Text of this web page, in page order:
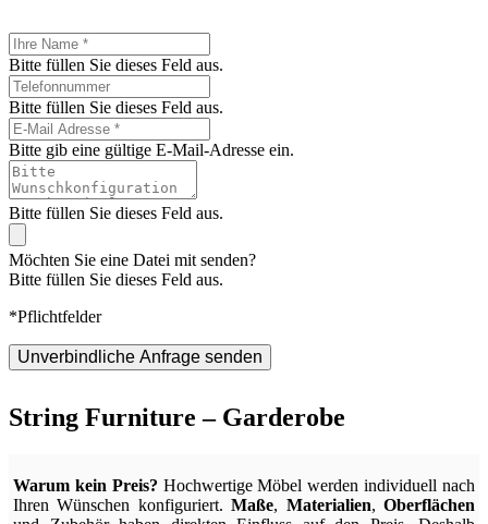
Bitte füllen Sie dieses Feld aus.
Bitte füllen Sie dieses Feld aus.
Bitte gib eine gültige E-Mail-Adresse ein.
Bitte füllen Sie dieses Feld aus.
Möchten Sie eine Datei mit senden?
Bitte füllen Sie dieses Feld aus.
*Pflichtfelder
Unverbindliche Anfrage senden
String Furniture – Garderobe
Warum kein Preis? Hochwertige Möbel werden individuell nach
Ihren Wünschen konfiguriert.Maße, Materialien,Oberflächen